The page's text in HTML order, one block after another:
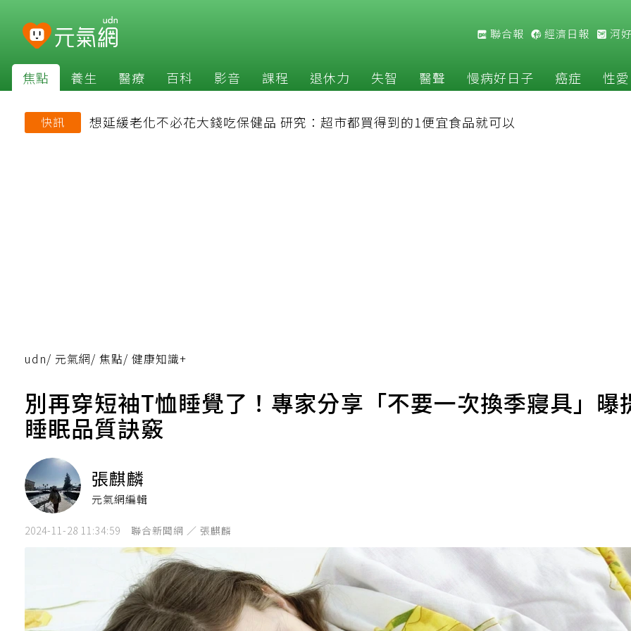
聯合報 經濟日報 河
焦點 養生 醫療 百科 影音 課程 退休力 失智 醫聲 慢病好日子 癌症 性愛
快訊 想延緩老化不必花大錢吃保健品 研究：超市都買得到的1便宜食品就可以
udn/ 元氣網/ 焦點/ 健康知識+
別再穿短袖T恤睡覺了！專家分享「不要一次換季寢具」曝
睡眠品質訣竅
張麒麟
元氣網編輯
2024-11-28 11:34:59 聯合新聞網 ／ 張麒麟